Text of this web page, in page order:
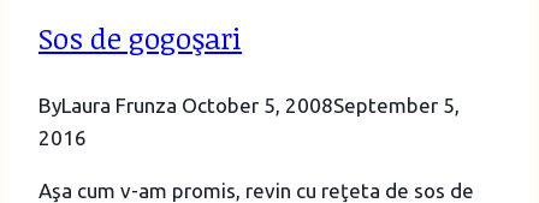
margaretă
Sos de gogoşari
ByLaura Frunza October 5, 2008September 5,
2016
Aşa cum v-am promis, revin cu reţeta de sos de